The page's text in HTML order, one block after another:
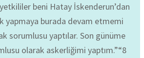
beni Hatay İskenderun’dan
yapmaya burada devam etmemi
sorumlusu yaptılar. Son günüme
olarak askerliğimi yaptım.”“8